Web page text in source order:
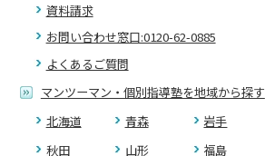
資料請求
お問い合わせ窓口:0120-62-0885
よくあるご質問
マンツーマン・個別指導塾を地域から探す
北海道
青森 岩手
秋田
山形 福島